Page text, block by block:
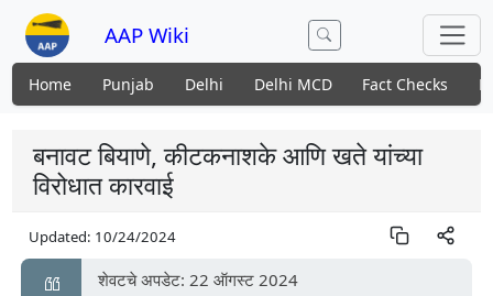
AAP Wiki
Home Punjab Delhi Delhi MCD Fact Checks
बनावट बियाणे, कीटकनाशके आणि खते यांच्या
विरोधात कारवाई
Updated: 10/24/2024
शेवटचे अपडेट: 22 ऑगस्ट 2024